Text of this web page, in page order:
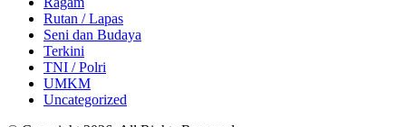
Rutan / Lapas
Seni dan Budaya
Terkini
TNI / Polri
UMKM
Uncategorized